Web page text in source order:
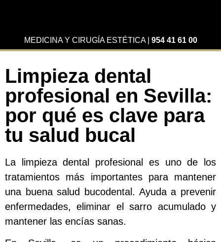
MEDICINA Y CIRUGÍA ESTÉTICA| 954 41 61 00
Limpieza dental
profesional en Sevilla:
por qué es clave para
tu salud bucal
La limpieza dental profesional es uno de los
tratamientos más importantes para mantener
una buena salud bucodental. Ayuda a prevenir
enfermedades, eliminar el sarro acumulado y
mantener las encías sanas.